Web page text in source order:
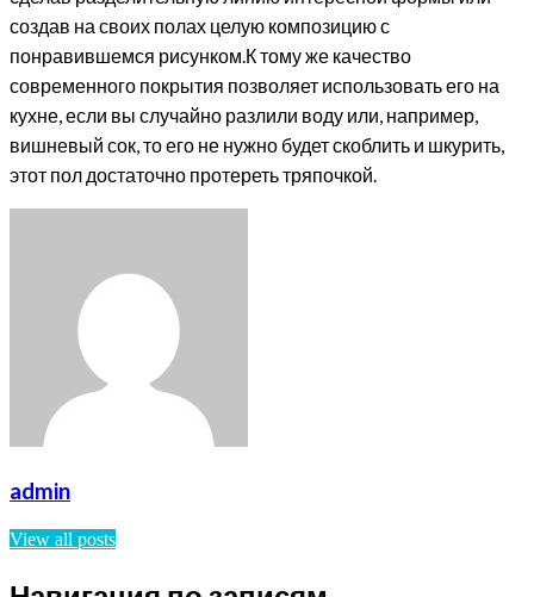
создав на своих полах целую композицию с
понравившемся рисунком.К тому же качество
современного покрытия позволяет использовать его на
кухне, если вы случайно разлили воду или, например,
вишневый сок, то его не нужно будет скоблить и шкурить,
этот пол достаточно протереть тряпочкой.
admin
View all posts